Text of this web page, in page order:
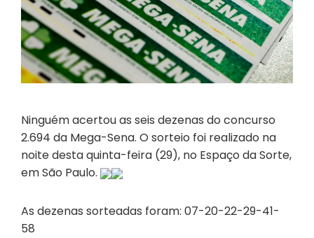
Ninguém acertou as seis dezenas do concurso
2.694 da Mega-Sena. O sorteio foi realizado na
noite desta quinta-feira (29), no Espaço da Sorte,
em São Paulo.
As dezenas sorteadas foram: 07-20-22-29-41-
58